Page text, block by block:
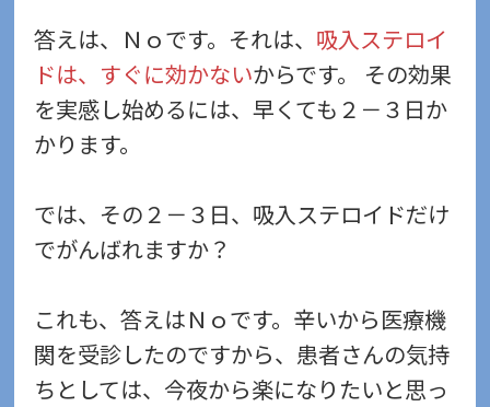
答えは、Ｎｏです。それは、 吸入ステロイ
ドは、すぐに効かないからです。 その効果
を実感し始めるには、早くても２－３日か
かります。
では、その２－３日、吸入ステロイドだけ
でがんばれますか？
これも、答えはＮｏです。辛いから医療機
関を受診したのですから、患者さんの気持
ちとしては、今夜から楽になりたいと思っ